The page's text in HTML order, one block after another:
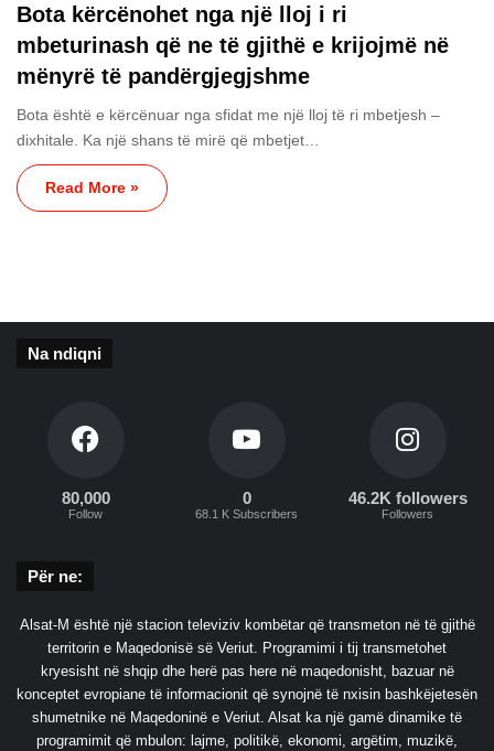
Bota kërcënohet nga një lloj i ri
mbeturinash që ne të gjithë e krijojmë në
mënyrë të pandërgjegjshme
Bota është e kërcënuar nga sfidat me një lloj të ri mbetjesh –
dixhitale. Ka një shans të mirë që mbetjet…
Read More »
Na ndiqni
80,000
Follow
0
68.1 K Subscribers
46.2K followers
Followers
Për ne:
Alsat-M është një stacion televiziv kombëtar që transmeton në të gjithë
territorin e Maqedonisë së Veriut. Programimi i tij transmetohet
kryesisht në shqip dhe herë pas here në maqedonisht, bazuar në
konceptet evropiane të informacionit që synojnë të nxisin bashkëjetesën
shumetnike në Maqedoninë e Veriut. Alsat ka një gamë dinamike të
programimit që mbulon: lajme, politikë, ekonomi, argëtim, muzikë,